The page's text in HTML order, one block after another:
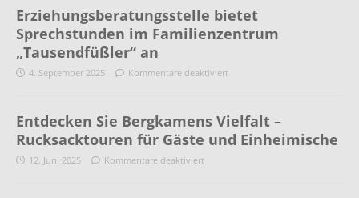
Erziehungsberatungsstelle bietet
Sprechstunden im Familienzentrum
„Tausendfüßler“ an
4. September 2025 Kommentare deaktiviert
Entdecken Sie Bergkamens Vielfalt –
Rucksacktouren für Gäste und Einheimische
12. Juni 2025 Kommentare deaktiviert